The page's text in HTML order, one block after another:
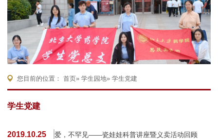
您目前的位置： 首页» 学生园地» 学生党建
学生党建
2019.10.25 爱，不罕见——瓷娃娃科普讲座暨义卖活动回顾